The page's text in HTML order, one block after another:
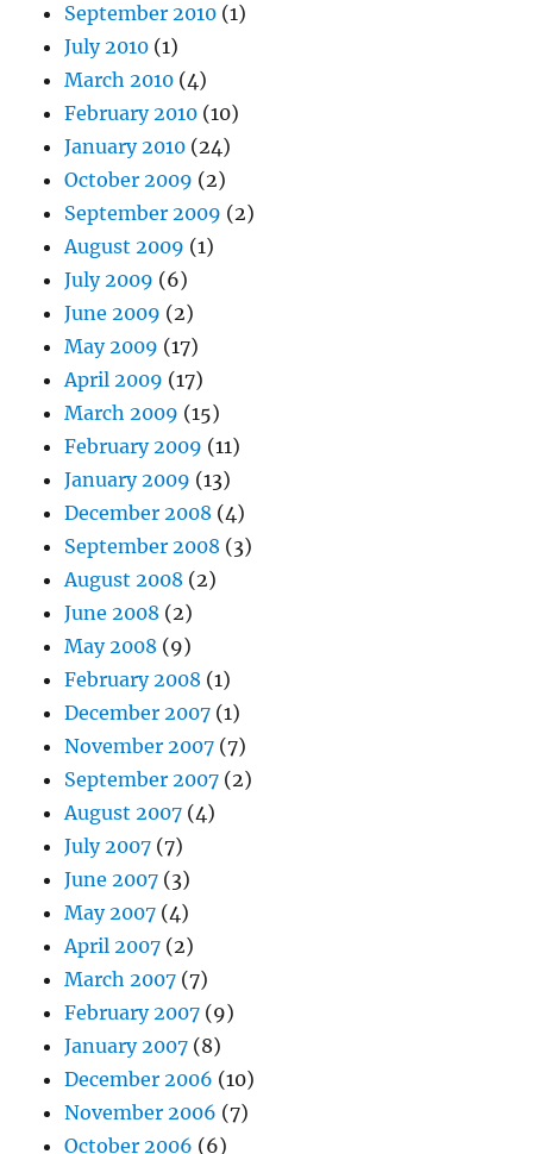
September 2010 (1)
July 2010 (1)
March 2010 (4)
February 2010 (10)
January 2010 (24)
October 2009 (2)
September 2009 (2)
August 2009 (1)
July 2009 (6)
June 2009 (2)
May 2009 (17)
April 2009 (17)
March 2009 (15)
February 2009 (11)
January 2009 (13)
December 2008 (4)
September 2008 (3)
August 2008 (2)
June 2008 (2)
May 2008 (9)
February 2008 (1)
December 2007 (1)
November 2007 (7)
September 2007 (2)
August 2007 (4)
July 2007 (7)
June 2007 (3)
May 2007 (4)
April 2007 (2)
March 2007 (7)
February 2007 (9)
January 2007 (8)
December 2006 (10)
November 2006 (7)
October 2006 (6)